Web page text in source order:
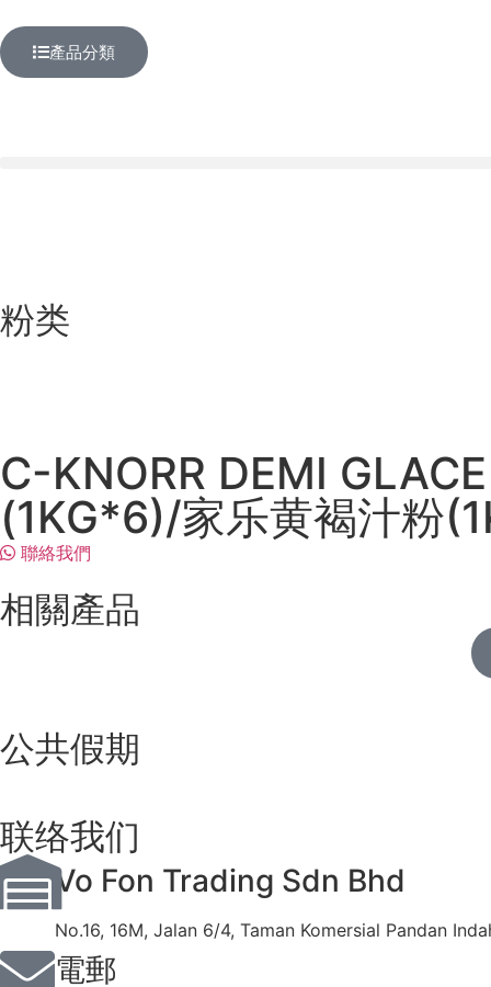
產品分類
粉类
C-KNORR DEMI
(1KG*6)/家乐黄褐汁粉
聯絡我們
相關產品
公共假期
联络我们
Vo Fon Trading Sdn Bhd
No.16, 16M, Jalan 6/4, Taman Komersial Pandan
電郵